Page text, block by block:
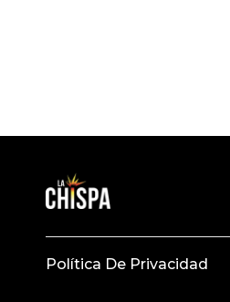
Política De Privacidad